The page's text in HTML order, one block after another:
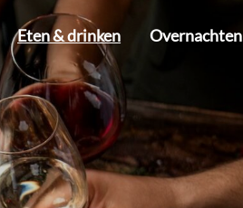
Eten & drinken Overnachten